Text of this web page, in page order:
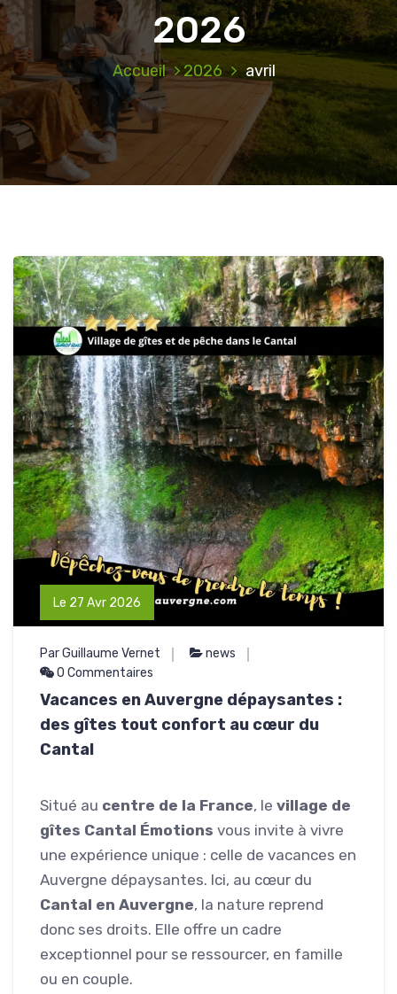
2026
Accueil 2026 avril
Le 27 Avr 2026
Par Guillaume Vernet
news
0 Commentaires
Vacances en Auvergne dépaysantes :
des gîtes tout confort au cœur du
Cantal
Situé au centre de la France, le village de
gîtes Cantal Émotions vous invite à vivre
une expérience unique : celle de vacances en
Auvergne dépaysantes. Ici, au cœur du
Cantal en Auvergne, la nature reprend
donc ses droits. Elle offre un cadre
exceptionnel pour se ressourcer, en famille
ou en couple.